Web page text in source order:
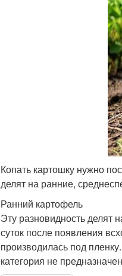
Копать картошку нужно
делят на ранние,
Ранний картофель
Эту разновидность делят
суток после появления
производилась под
категория не